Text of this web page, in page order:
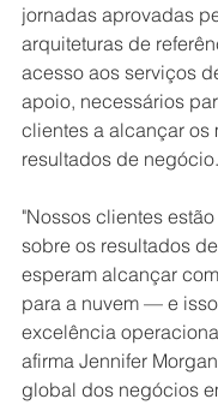
jornadas aprovadas
arquiteturas de
acesso aos serviços
apoio, necessários
clientes a alcançar os
resultados de negócio.
"Nossos clientes
sobre os resultados
esperam alcançar
para a nuvem — e
excelência
afirma Jennifer
global dos negócios